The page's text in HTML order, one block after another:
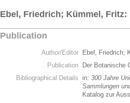
Ebel, Friedrich; Kümmel,
Publication
Author/Editor
Ebel, Friedrich;
Publication
Der Botanische
Bibliographical Details
in: 300 Jahre
Sammlungen
Katalog zur